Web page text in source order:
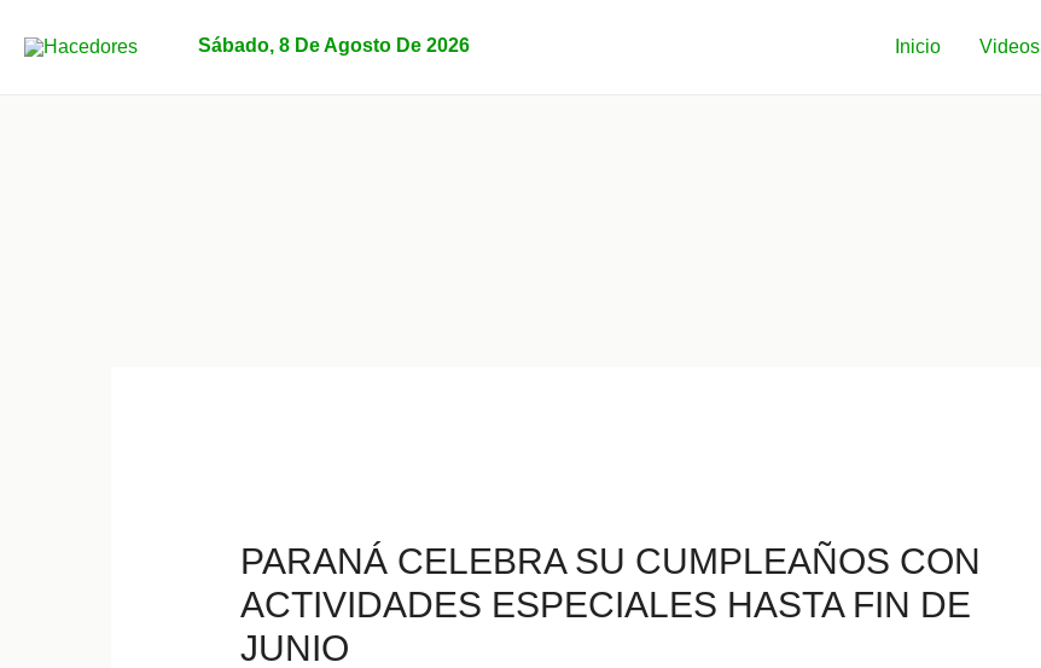
Sábado, 8 De Agosto De 2026 Inicio Videos
PARANÁ CELEBRA SU CUMPLEAÑOS CON
ACTIVIDADES ESPECIALES HASTA FIN DE
JUNIO